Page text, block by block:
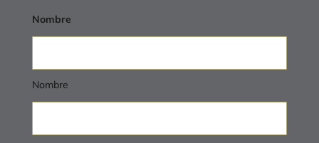
Nombre
Nombre